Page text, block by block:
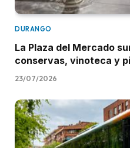
DURANGO
La Plaza del Mercado
conservas, vinoteca y
23/07/2026